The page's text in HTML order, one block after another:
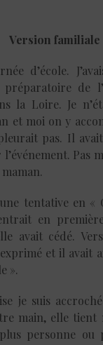
Version familiale
d’école.
de
la Loire. Je
et moi on y
pas. Il
Pas
tentative en «
en
avait cédé.
et il avait
».
je suis
main, elle tient
personne ou